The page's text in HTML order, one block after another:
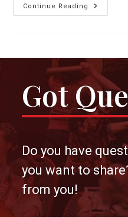
Continue Reading
Edmonton
Chinese
頓
中
樂
節
Got
Do you have
you want to
from you!